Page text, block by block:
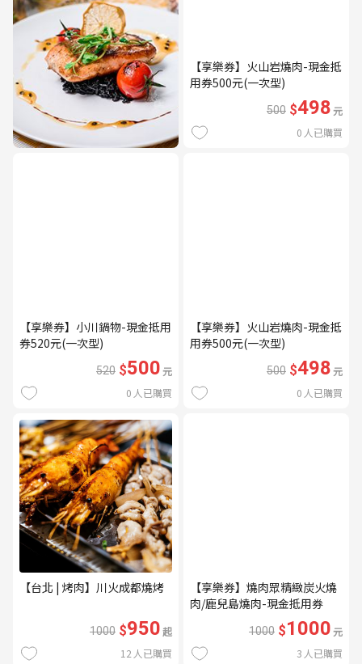
【享樂券】火山岩燒肉-現金抵
用券500元(一次型)
500 $498元
0 人已購買
【享樂券】小川鍋物-現金抵用
券520元(一次型)
520 $500元
0 人已購買
【享樂券】火山岩燒肉-現金抵
用券500元(一次型)
500 $498元
0 人已購買
【台北 | 烤肉】川火成都燒烤
1000 $950起
12 人已購買
【享樂券】燒肉眾精緻炭火燒
肉/鹿兒島燒肉-現金抵用券
1000 $1000元
3 人已購買